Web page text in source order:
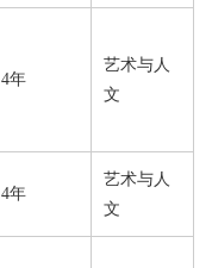
4年
艺术与人
文
4年
艺术与人
文